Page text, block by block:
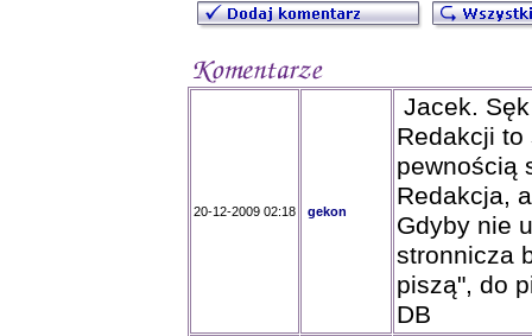
20-12-2009 02:18 gekon
Jacek.
Redakcji
pewnością
Redakcja,
Gdyby nie
stronnicza
piszą", do
DB